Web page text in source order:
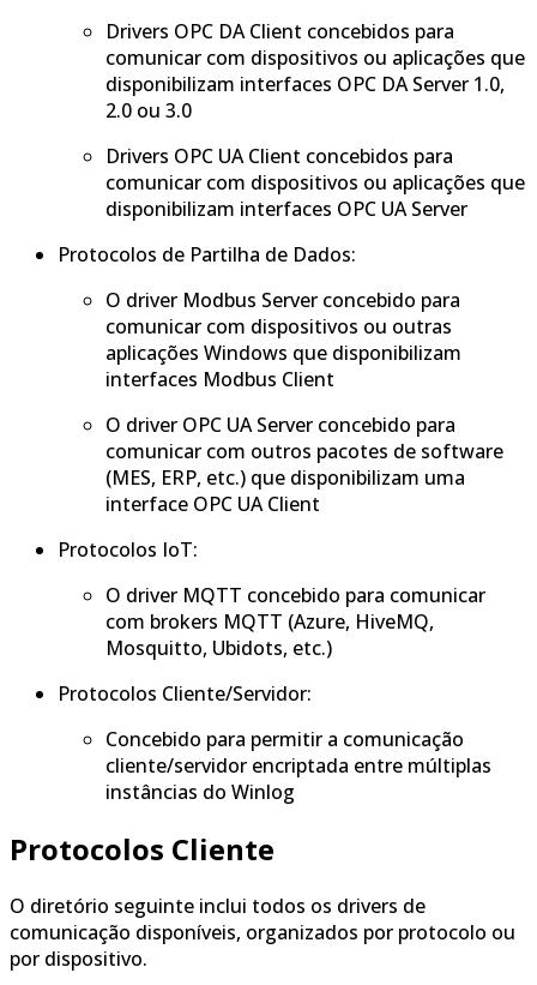
Drivers OPC DA Client concebidos para
comunicar com dispositivos ou aplicações que
disponibilizam interfaces OPC DA Server 1.0,
2.0 ou 3.0
Drivers OPC UA Client concebidos para
comunicar com dispositivos ou aplicações que
disponibilizam interfaces OPC UA Server
Protocolos de Partilha de Dados:
O driver Modbus Server concebido para
comunicar com dispositivos ou outras
aplicações Windows que disponibilizam
interfaces Modbus Client
O driver OPC UA Server concebido para
comunicar com outros pacotes de software
(MES, ERP, etc.) que disponibilizam uma
interface OPC UA Client
Protocolos IoT:
O driver MQTT concebido para comunicar
com brokers MQTT (Azure, HiveMQ,
Mosquitto, Ubidots, etc.)
Protocolos Cliente/Servidor:
Concebido para permitir a comunicação
cliente/servidor encriptada entre múltiplas
instâncias do Winlog
Protocolos Cliente
O diretório seguinte inclui todos os drivers de
comunicação disponíveis, organizados por protocolo ou
por dispositivo.